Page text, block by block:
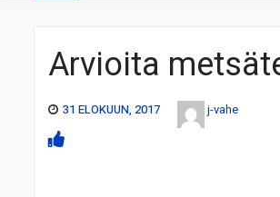
Arvioita
31 ELOKUUN, 2017 j-vahe